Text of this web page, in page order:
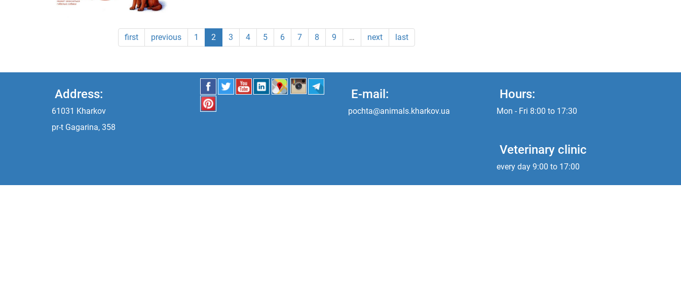
first previous 1 2 3 4 5 6 7 8 9 … next last
Address:
61031 Kharkov
pr-t Gagarina, 358
E-mail:
pochta@animals.kharkov.ua
Hours:
Mon - Fri 8:00 to 17:30
Veterinary clinic
every day 9:00 to 17:00